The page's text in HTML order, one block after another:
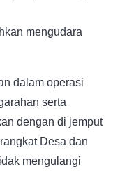
mengudara
dalam operasi
serta
dengan di jemput
Desa dan
mengulangi